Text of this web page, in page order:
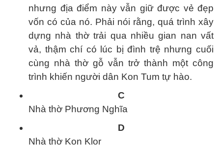
nhưng địa điểm này vẫn giữ được vẻ đẹp
vốn có của nó. Phải nói rằng, quá trình xây
dựng nhà thờ trải qua nhiều gian nan vất
vả, thậm chí có lúc bị đình trệ nhưng cuối
cùng nhà thờ gỗ vẫn trở thành một công
trình khiến người dân Kon Tum tự hào.
C
Nhà thờ Phương Nghĩa
D
Nhà thờ Kon Klor